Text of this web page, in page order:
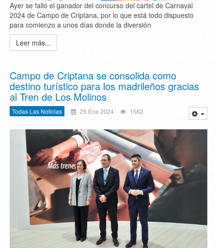
Ayer se falló el ganador del concurso del cartel de Carnaval
2024 de Campo de Criptana, por lo que está todo dispuesto
para comienzo a unos días donde la diversión
Leer más...
Campo de Criptana se consolida como
destino turístico para los madrileños gracias
al Tren de Los Molinos
Todas Las Noticias 25 Ene 2024 1562